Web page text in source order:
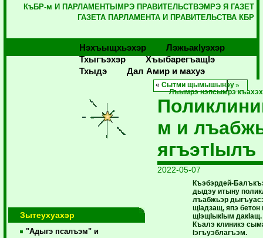
КъБР-м И ПАРЛАМЕНТЫМРЭ ПРАВИТЕЛЬСТВЭМРЭ Я ГАЗЕТ
ГАЗЕТА ПАРЛАМЕНТА И ПРАВИТЕЛЬСТВА КБР
Нэхъыщхьэхэр
Лэжьакlуэхэр
Тхыгъэхэр
Хъыбарегъащlэ
Тхыдэ
Дал Амир и махуэ
Зытеухуахэр
"Адыгэ псалъэм" и
«Сытми щымышынэу
Лъымрэ нэпсымрэ
м и
ягъэтIылъ
2022-05-07
Къэбэрдей-
дыдэу итыну
лъабжьэр
щIадзащ, япэ бетон
щIэщIыкIым дакIащ.
Къалэ клиникэ
Iэгъуэблагъэм.